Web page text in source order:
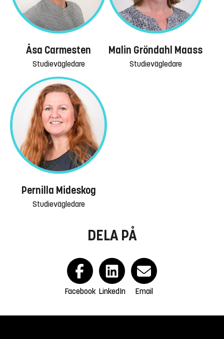
Åsa Carmesten
Studievägledare
Malin Gröndahl Maass
Studievägledare
Pernilla Mideskog
Studievägledare
DELA PÅ
Facebook LinkedIn Email